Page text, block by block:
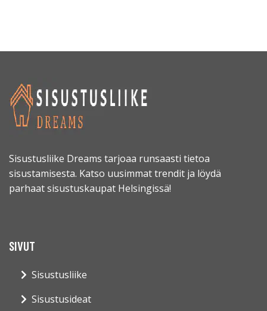
Sisustusliike Dreams tarjoaa runsaasti tietoa
sisustamisesta. Katso uusimmat trendit ja löydä
parhaat sisustuskaupat Helsingissä!
SIVUT
Sisustusliike
Sisustusideat